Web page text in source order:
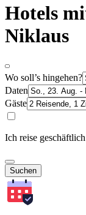
Hotels
Niklaus
Wo soll’s hingehen?
Daten
Gäste
Ich reise geschäftlich
Suchen